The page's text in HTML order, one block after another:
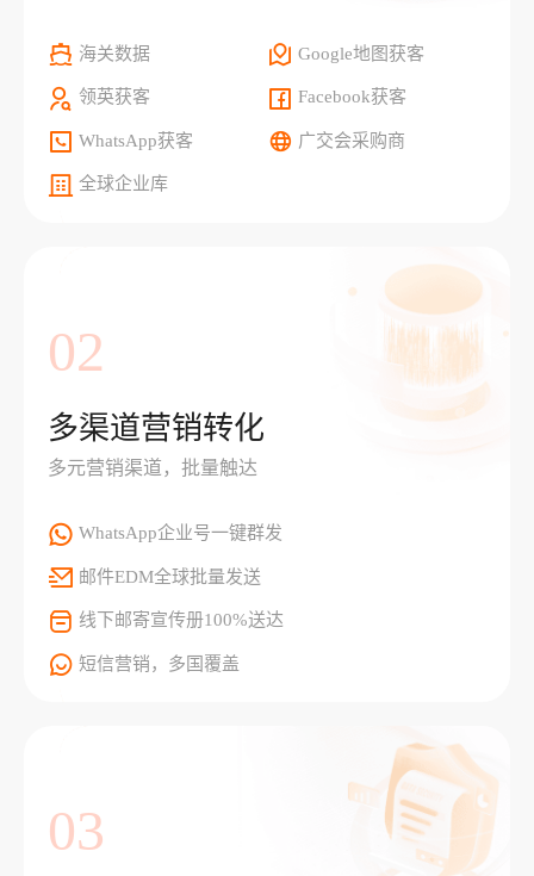
海关数据 Google地图获客
领英获客 Facebook获客
WhatsApp获客 广交会采购商
全球企业库
02
多渠道营销转化
多元营销渠道，批量触达
WhatsApp企业号一键群发
邮件EDM全球批量发送
线下邮寄宣传册100%送达
短信营销，多国覆盖
03